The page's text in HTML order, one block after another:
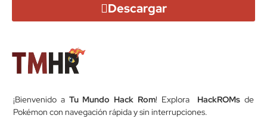
Descargar
¡Bienvenido a Tu Mundo Hack Rom! Explora HackROMs de
Pokémon con navegación rápida y sin interrupciones.